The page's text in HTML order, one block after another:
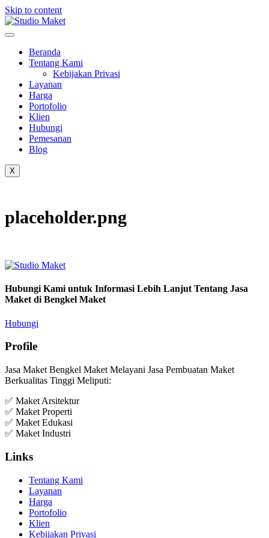
Skip to content
Beranda
Tentang Kami
Kebijakan Privasi
Layanan
Harga
Portofolio
Klien
Hubungi
Pemesanan
Blog
X
placeholder.png
Hubungi Kami untuk Informasi Lebih Lanjut Tentang Jasa
Maket di Bengkel Maket
Hubungi
Profile
Jasa Maket Bengkel Maket Melayani Jasa Pembuatan Maket
Berkualitas Tinggi Meliputi:
✅ Maket Arsitektur
✅ Maket Properti
✅ Maket Edukasi
✅ Maket Industri
Links
Tentang Kami
Layanan
Harga
Portofolio
Klien
Kebijakan Privasi